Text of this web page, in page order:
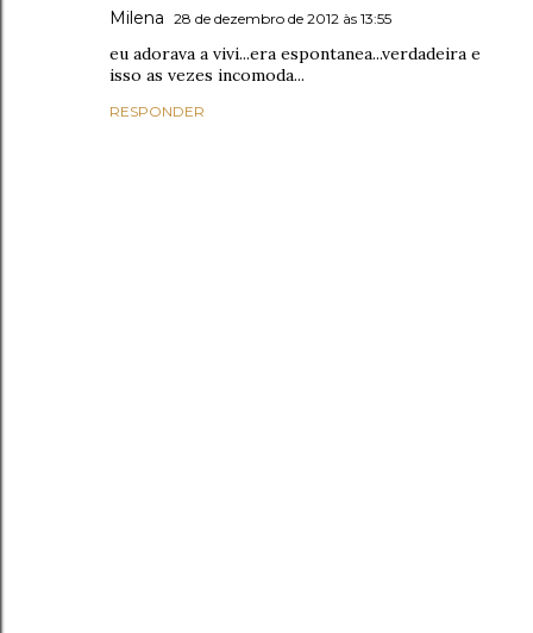
Milena 28 de dezembro de 2012 às 13:55
eu adorava a vivi...era espontanea...verdadeira e
isso as vezes incomoda...
RESPONDER